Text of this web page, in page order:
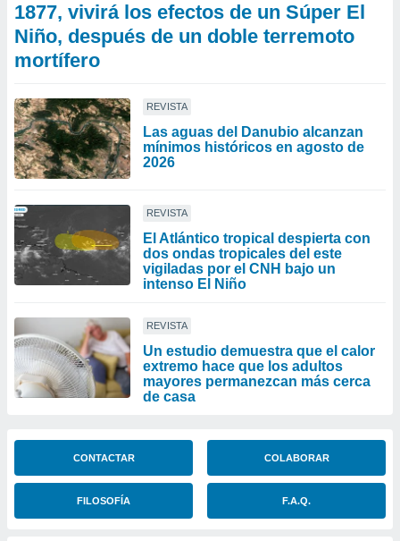
1877, vivirá los efectos de un Súper El
Niño, después de un doble terremoto
mortífero
REVISTA
Las aguas del Danubio alcanzan
mínimos históricos en agosto de
2026
REVISTA
El Atlántico tropical despierta con
dos ondas tropicales del este
vigiladas por el CNH bajo un
intenso El Niño
REVISTA
Un estudio demuestra que el calor
extremo hace que los adultos
mayores permanezcan más cerca
de casa
CONTACTAR COLABORAR
FILOSOFÍA F.A.Q.